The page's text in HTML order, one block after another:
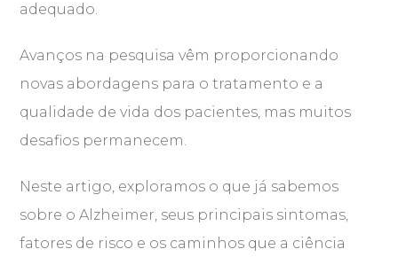
adequado.
Avanços na pesquisa vêm proporcionando
novas abordagens para o tratamento e a
qualidade de vida dos pacientes, mas muitos
desafios permanecem.
Neste artigo, exploramos o que já sabemos
sobre o Alzheimer, seus principais sintomas,
fatores de risco e os caminhos que a ciência